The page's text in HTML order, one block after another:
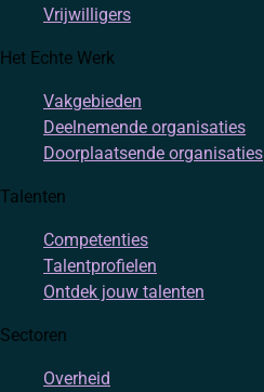
Vrijwilligers
Het Echte Werk
Vakgebieden
Deelnemende organisaties
Doorplaatsende organisaties
Talenten
Competenties
Talentprofielen
Ontdek jouw talenten
Sectoren
Overheid